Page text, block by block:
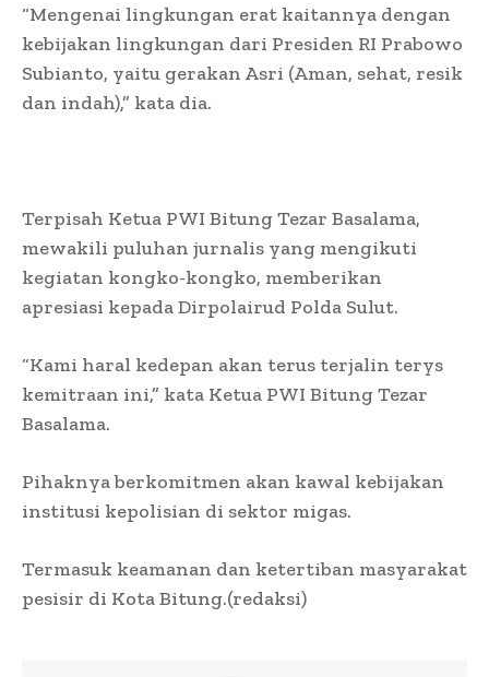
“Mengenai lingkungan erat kaitannya dengan
kebijakan lingkungan dari Presiden RI Prabowo
Subianto, yaitu gerakan Asri (Aman, sehat, resik
dan indah),” kata dia.
Terpisah Ketua PWI Bitung Tezar Basalama,
mewakili puluhan jurnalis yang mengikuti
kegiatan kongko-kongko, memberikan
apresiasi kepada Dirpolairud Polda Sulut.
“Kami haral kedepan akan terus terjalin terys
kemitraan ini,” kata Ketua PWI Bitung Tezar
Basalama.
Pihaknya berkomitmen akan kawal kebijakan
institusi kepolisian di sektor migas.
Termasuk keamanan dan ketertiban masyarakat
pesisir di Kota Bitung.(redaksi)